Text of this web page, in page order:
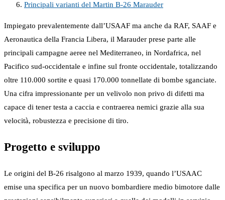
Principali varianti del Martin B-26 Marauder
Impiegato prevalentemente dall’USAAF ma anche da RAF, SAAF e
Aeronautica della Francia Libera, il Marauder prese parte alle
principali campagne aeree nel Mediterraneo, in Nordafrica, nel
Pacifico sud-occidentale e infine sul fronte occidentale, totalizzando
oltre 110.000 sortite e quasi 170.000 tonnellate di bombe sganciate.
Una cifra impressionante per un velivolo non privo di difetti ma
capace di tener testa a caccia e contraerea nemici grazie alla sua
velocità, robustezza e precisione di tiro.
Progetto e sviluppo
Le origini del B-26 risalgono al marzo 1939, quando l’USAAC
emise una specifica per un nuovo bombardiere medio bimotore dalle